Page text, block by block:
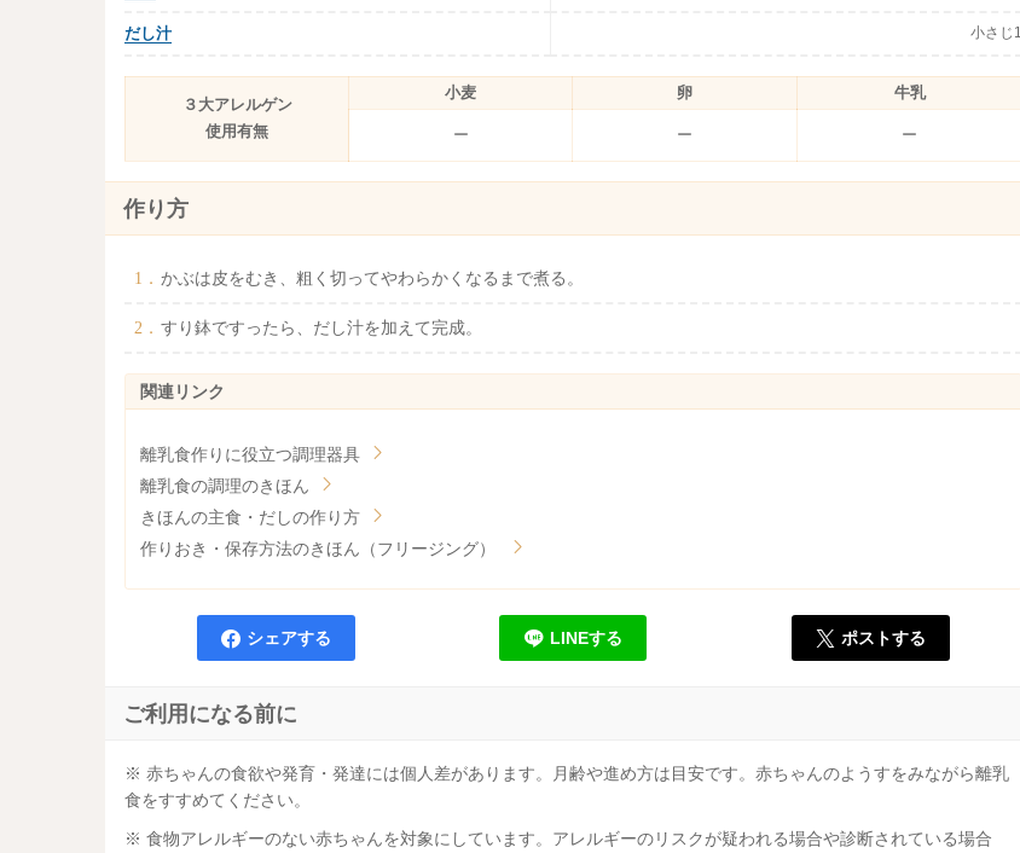
だし汁 小さじ1
３大アレルゲン
使用有無
小麦 卵 牛乳
ー ー ー
作り方
かぶは皮をむき、粗く切ってやわらかくなるまで煮る。
すり鉢ですったら、だし汁を加えて完成。
離乳食作りに役立つ調理器具
離乳食の調理のきほん
きほんの主食・だしの作り方
作りおき・保存方法のきほん（フリージング）
シェアする LINEする ポストする
ご利用になる前に
※ 赤ちゃんの食欲や発育・発達には個人差があります。月齢や進め方は目安です。赤ちゃんのようすをみながら離乳
食をすすめてください。
※ 食物アレルギーのない赤ちゃんを対象にしています。アレルギーのリスクが疑われる場合や診断されている場合